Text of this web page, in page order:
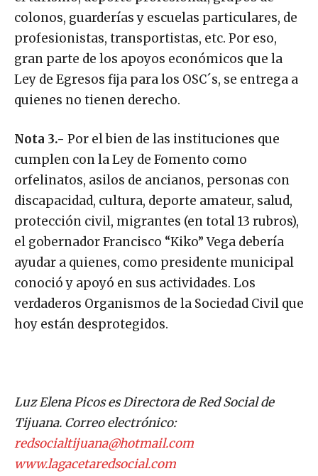
colonos, guarderías y escuelas particulares, de
profesionistas, transportistas, etc. Por eso,
gran parte de los apoyos económicos que la
Ley de Egresos fija para los OSC´s, se entrega a
quienes no tienen derecho.
Nota 3.- Por el bien de las instituciones que
cumplen con la Ley de Fomento como
orfelinatos, asilos de ancianos, personas con
discapacidad, cultura, deporte amateur, salud,
protección civil, migrantes (en total 13 rubros),
el gobernador Francisco “Kiko” Vega debería
ayudar a quienes, como presidente municipal
conoció y apoyó en sus actividades. Los
verdaderos Organismos de la Sociedad Civil que
hoy están desprotegidos.
Luz Elena Picos es Directora de Red Social de
Tijuana. Correo electrónico:
redsocialtijuana@hotmail.com
www.lagacetaredsocial.com